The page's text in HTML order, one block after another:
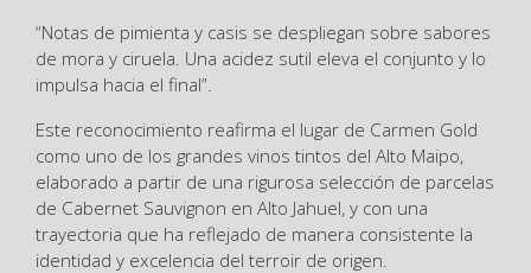
“Notas de pimienta y casis se despliegan sobre sabores
de mora y ciruela. Una acidez sutil eleva el conjunto y lo
impulsa hacia el final”.
Este reconocimiento reafirma el lugar de Carmen Gold
como uno de los grandes vinos tintos del Alto Maipo,
elaborado a partir de una rigurosa selección de parcelas
de Cabernet Sauvignon en Alto Jahuel, y con una
trayectoria que ha reflejado de manera consistente la
identidad y excelencia del terroir de origen.